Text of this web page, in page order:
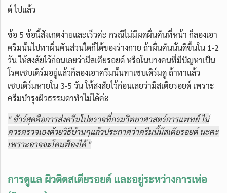
ด์ ไปแล้ว
ข้อ 5 ข้อนี้สังเกตง่ายและเร็วค่ะ กรณีไม่มีผดผื่นคันที่หน้า ก็ลองเอา
ครีมนั้นไปทาผื่นคันส่วนใดก็ได้ของร่างกาย ถ้าผื่นคันนั้นดีขึ้นใน 1-2
วัน ให้สงสัยไว้ก่อนเลยว่ามีสเตียรอยด์ หรือในบางคนที่มีปัญหาเป็น
โรคเซบเดิร์มอยู่แล้วก็ลองเอาครีมนั้นทาเซบเดิร์มดู ถ้าทาแล้ว
เซบเดิร์มหายใน 3-5 วัน ให้สงสัยไว้ก่อนเลยว่ามีสเตียรอยด์ เพราะ
ครีมบำรุงผิวธรรมดาทำไม่ได้ค่ะ
" ชัวร์สุดคือการส่งครีมไปตรวจที่กรมวิทยาศาสตร์การแพทย์ ไม่
ควรตรวจเองด้วยวิธีบ้านๆแล้วประกาศว่าครีมนี้มีสเตียรอยด์ นะคะ
เพราะอาจจะโดนฟ้องได้"
การดูแล ผิวติดสเตียรอยด์ และอยู่ระหว่างการเห่อ